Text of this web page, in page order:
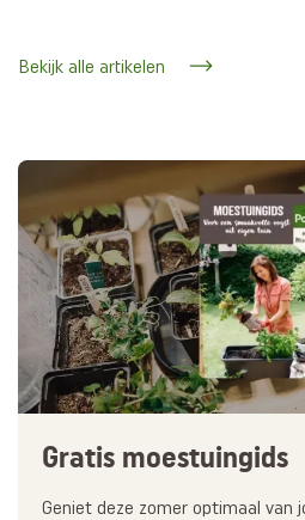
Bekijk alle artikelen
Gratis moestuingids
Geniet deze zomer optimaal van